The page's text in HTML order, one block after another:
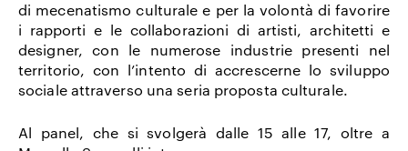
di mecenatismo culturale e per la volontà di favorire
i rapporti e le collaborazioni di artisti, architetti e
designer, con le numerose industrie presenti nel
territorio, con l’intento di accrescerne lo sviluppo
sociale attraverso una seria proposta culturale.
Al panel, che si svolgerà dalle 15 alle 17, oltre a